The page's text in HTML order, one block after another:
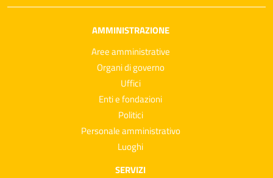
AMMINISTRAZIONE
Aree amministrative
Organi di governo
Uffici
Enti e fondazioni
Politici
Personale amministrativo
Luoghi
SERVIZI